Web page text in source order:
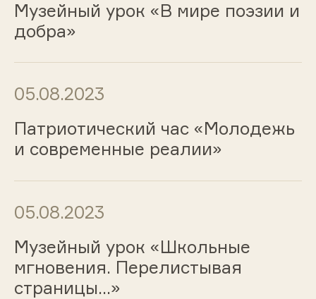
Музейный урок «В мире поэзии и
добра»
05.08.2023
Патриотический час «Молодежь
и современные реалии»
05.08.2023
Музейный урок «Школьные
мгновения. Перелистывая
страницы…»